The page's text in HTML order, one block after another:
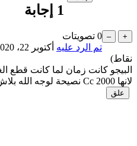
1 إجابة
0 تصويتات
تم الرد عليه أكتوبر 22، 2020
نقاط)
البيجو كانت زمان لما كانت قطع
لانها 2000 Cc نصيحة لوجه الله بلاش